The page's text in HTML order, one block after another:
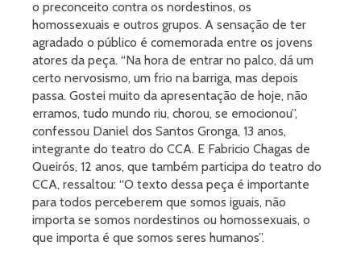
o preconceito contra os nordestinos, os
homossexuais e outros grupos. A sensação de ter
agradado o público é comemorada entre os jovens
atores da peça. “Na hora de entrar no palco, dá um
certo nervosismo, um frio na barriga, mas depois
passa. Gostei muito da apresentação de hoje, não
erramos, tudo mundo riu, chorou, se emocionou”,
confessou Daniel dos Santos Gronga, 13 anos,
integrante do teatro do CCA. E Fabricio Chagas de
Queirós, 12 anos, que também participa do teatro do
CCA, ressaltou: “O texto dessa peça é importante
para todos perceberem que somos iguais, não
importa se somos nordestinos ou homossexuais, o
que importa é que somos seres humanos”.